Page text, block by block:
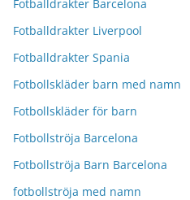
Fotballdrakter Barcelona
Fotballdrakter Liverpool
Fotballdrakter Spania
Fotbollskläder barn med namn
Fotbollskläder för barn
Fotbollströja Barcelona
Fotbollströja Barn Barcelona
fotbollströja med namn